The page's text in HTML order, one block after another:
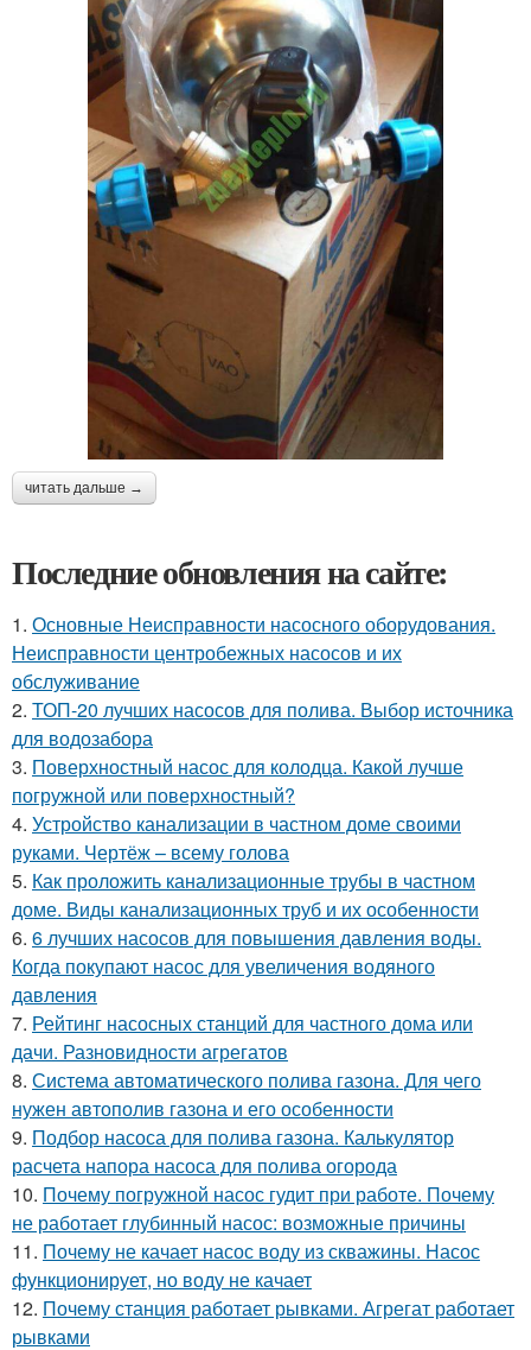
читать дальше →
Последние обновления на сайте:
1. Основные Неисправности насосного оборудования.
Неисправности центробежных насосов и их
обслуживание
2. ТОП-20 лучших насосов для полива. Выбор источника
для водозабора
3. Поверхностный насос для колодца. Какой лучше
погружной или поверхностный?
4. Устройство канализации в частном доме своими
руками. Чертёж – всему голова
5. Как проложить канализационные трубы в частном
доме. Виды канализационных труб и их особенности
6. 6 лучших насосов для повышения давления воды.
Когда покупают насос для увеличения водяного
давления
7. Рейтинг насосных станций для частного дома или
дачи. Разновидности агрегатов
8. Система автоматического полива газона. Для чего
нужен автополив газона и его особенности
9. Подбор насоса для полива газона. Калькулятор
расчета напора насоса для полива огорода
10. Почему погружной насос гудит при работе. Почему
не работает глубинный насос: возможные причины
11. Почему не качает насос воду из скважины. Насос
функционирует, но воду не качает
12. Почему станция работает рывками. Агрегат работает
рывками